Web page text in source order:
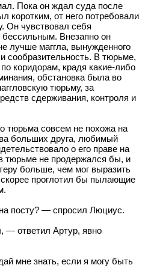
Пока он ждал суда после
коротким, от него потребовали
Он чувствовал себя
Внезапно он
лучше маггла, вынужденного
сообразительность. В тюрьме,
коридорам, крадя какие-либо
обстановка была во
тюрьму, за
сдерживания, контроля и
тюрьма совсем не похожа на
больших друга, любимый
о его праве на
тюрьме не продержался бы, и
больше, чем мог выразить
проглотил бы пылающие
посту? — спросил Люциус.
ответил Артур, явно
мне знать, если я могу быть